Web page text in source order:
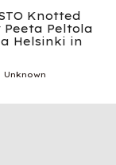
Knotted
Peeta Peltola
Helsinki in
Unknown